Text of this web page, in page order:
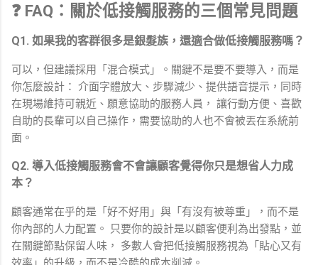
❓ FAQ：關於低接觸服務的三個常見問題
Q1. 如果我的客群很多是銀髮族，還適合做低接觸服務嗎？
可以，但建議採用「混合模式」。關鍵不是要不要導入，而是
你怎麼設計： 介面字體放大、步驟減少、提供語音提示，同時
在現場維持可親近、願意協助的服務人員， 讓行動方便、喜歡
自助的長輩可以自己操作，需要協助的人也不會被丟在系統前
面。
Q2. 導入低接觸服務會不會讓顧客覺得你只是想省人力成
本？
顧客通常在乎的是「好不好用」與「有沒有被尊重」，而不是
你內部的人力配置。 只要你的設計是以顧客便利為出發點，並
在關鍵節點保留人味， 多數人會把低接觸服務視為「貼心又有